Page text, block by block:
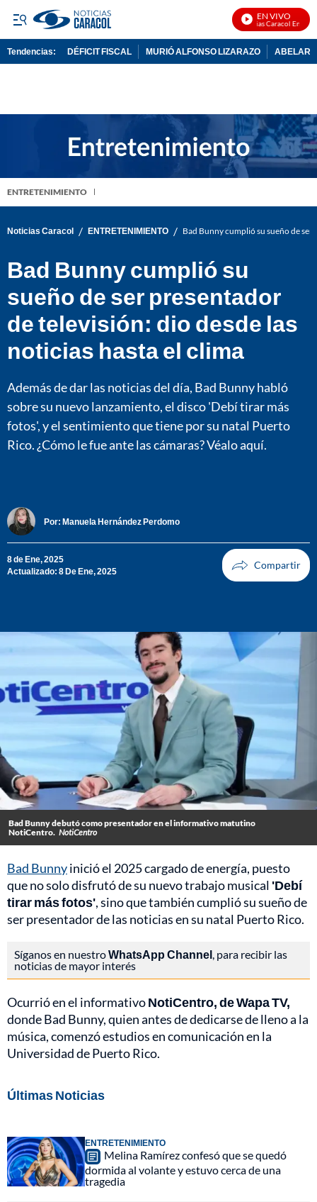
EN VIVO
Noticias Caracol En Vivo
Tendencias: DÉFICIT FISCAL MURIÓ ALFONSO LIZARAZO
ENTRETENIMIENTO
Noticias Caracol / ENTRETENIMIENTO / Bad Bunny cumplió su sueño de
Bad Bunny cumplió su
sueño de ser presentador
de televisión: dio desde las
noticias hasta el clima
Además de dar las noticias del día, Bad Bunny habló
sobre su nuevo lanzamiento, el disco 'Debí tirar más
fotos', y el sentimiento que tiene por su natal Puerto
Rico. ¿Cómo le fue ante las cámaras? Véalo aquí.
Por: Manuela Hernández Perdomo
8 de Ene, 2025
Actualizado: 8 De Ene, 2025
Bad Bunny debutó como presentador en el informativo matutino
NotiCentro. NotiCentro
Bad Bunnyinició el 2025 cargado de energía, puesto
que no solo disfrutó de su nuevo trabajo musical 'Debí
tirar más fotos', sino que también cumplió su sueño de
ser presentador de las noticias en su natal Puerto Rico.
Síganos en nuestroWhatsApp Channel, para recibir las
noticias de mayor interés
Ocurrió en el informativoNotiCentro, de Wapa TV,
donde Bad Bunny, quien antes de dedicarse de lleno a la
música, comenzó estudios en comunicación en la
Universidad de Puerto Rico.
Últimas Noticias
ENTRETENIMIENTO
Melina Ramírez confesó que se quedó
dormida al volante y estuvo cerca de una
tragedia